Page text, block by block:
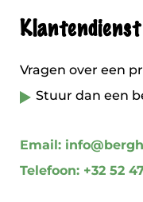
Klantendienst
Vragen over een
Stuur dan een
Email:
Telefoon: +32 52